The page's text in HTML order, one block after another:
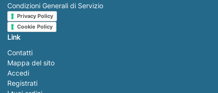
Condizioni Generali di Servizio
Privacy Policy
Cookie Policy
Link
Contatti
Mappa del sito
Accedi
Registrati